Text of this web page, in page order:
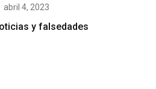
abril 4, 2023
y falsedades